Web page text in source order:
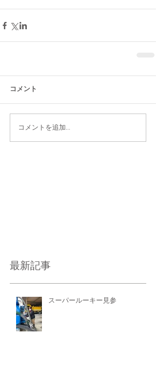
コメント
コメントを追加…
最新記事
スーパールーキー見参